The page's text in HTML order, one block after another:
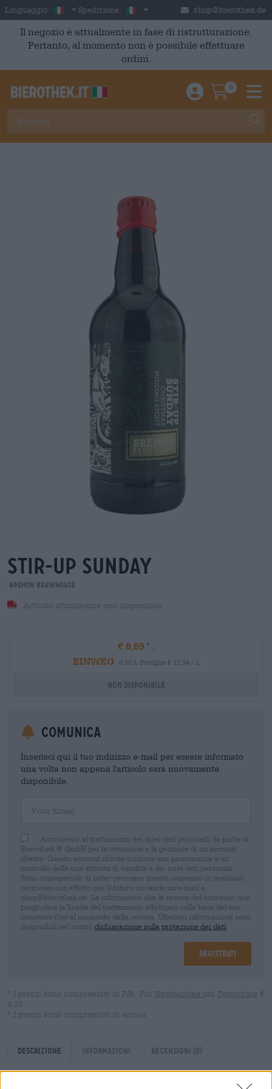
Skip to main content
Linguaggio: Italian
Spedizione: Italia shop@bierothek.de
Il negozio è attualmente in fase di ristrutturazione.
Pertanto, al momento non è possibile effettuare
ordini.
Einloggen /
0
stir-up sunday
Brehon Brewhouse
Articolo attualmente non disponibile
€ 6,69
EINWEG
0,50 L Bottiglia € 12,94 / L
Non disponibile
Comunica
Inserisci qui il tuo indirizzo e-mail per essere informato
una volta non appena l'articolo sarà nuovamente
disponibile.
Acconsento al trattamento dei miei dati personali da parte di
Bierothek ® GmbH per la creazione e la gestione di un account
cliente. Questo account cliente fornisce una panoramica e un
controllo delle mie attività di vendita e dei miei dati personali.
Sono consapevole di poter revocare questo consenso in qualsiasi
momento con effetto per il futuro inviando un'e-mail a
shop@bierothek.de. La informiamo che la revoca del consenso non
pregiudica la liceità del trattamento effettuato sulla base del suo
consenso fino al momento della revoca. Ulteriori informazioni sono
disponibili nel nostro dichiarazione sulla protezione dei dati
Registrati
* I prezzi sono comprensivi di IVA. Più Navigazione più Depositare €
0,25
* I prezzi sono comprensivi di accisa
Descrizione Informazioni Recensioni (0)